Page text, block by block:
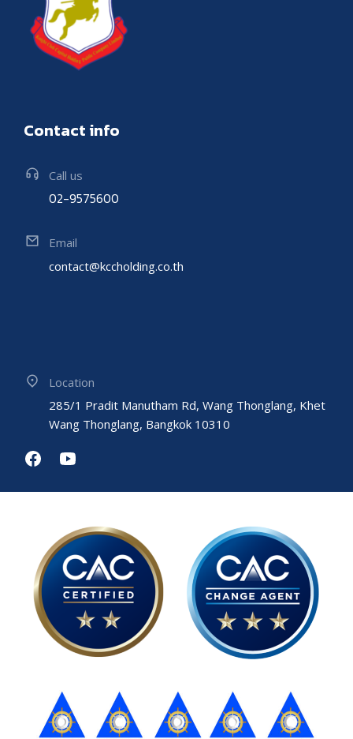
Contact info
Call us
02-9575600
Email
contact@kccholding.co.th
Location
285/1 Pradit Manutham Rd, Wang Thonglang, Khet
Wang Thonglang, Bangkok 10310